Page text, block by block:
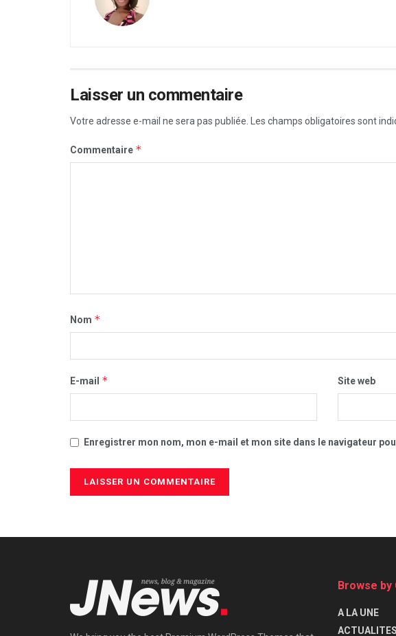
Laisser un commentaire
Votre adresse e-mail ne sera pas publiée. Les champs obligatoires sont
Commentaire *
Nom *
E-mail * Site web
Enregistrer mon nom, mon e-mail et mon site dans le navigateur
Browse by
A LA UNE
ACTUALITES